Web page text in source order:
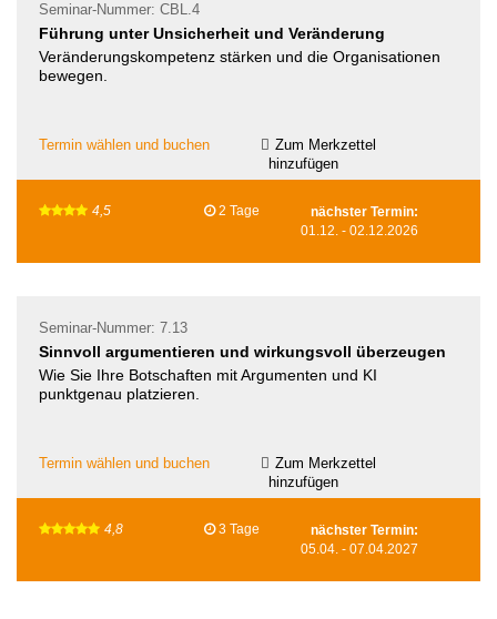
Seminar-Nummer: CBL.4
Führung unter Unsicherheit und Veränderung
Veränderungskompetenz stärken und die Organisationen
bewegen.
Termin wählen und buchen
Zum Merkzettel
hinzufügen
4,5 2 Tage
nächster Termin:
01.12.- 02.12.2026
Seminar-Nummer: 7.13
Sinnvoll argumentieren und wirkungsvoll überzeugen
Wie Sie Ihre Botschaften mit Argumenten und KI
punktgenau platzieren.
Termin wählen und buchen
Zum Merkzettel
hinzufügen
4,8 3 Tage
nächster Termin:
05.04.- 07.04.2027